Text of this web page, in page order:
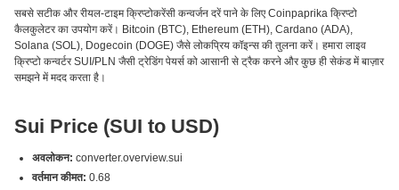
सबसे सटीक और रीयल-टाइम क्रिप्टोकरेंसी कन्वर्जन दरें पाने के लिए Coinpaprika क्रिप्टो
कैलकुलेटर का उपयोग करें। Bitcoin (BTC), Ethereum (ETH), Cardano (ADA),
Solana (SOL), Dogecoin (DOGE) जैसे लोकप्रिय कॉइन्स की तुलना करें। हमारा लाइव
क्रिप्टो कन्वर्टर SUI/PLN जैसी ट्रेडिंग पेयर्स को आसानी से ट्रैक करने और कुछ ही सेकंड में बाज़ार
समझने में मदद करता है।
Sui Price (SUI to USD)
अवलोकन: converter.overview.sui
वर्तमान कीमत: 0.68